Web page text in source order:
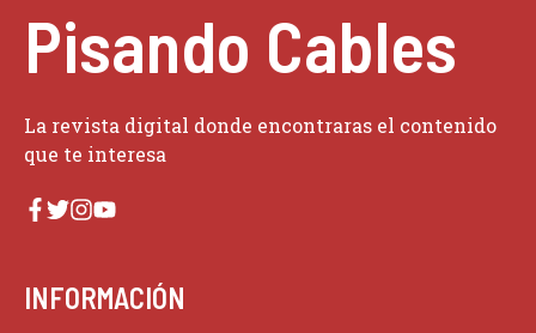
Pisando Cables
La revista digital donde encontraras el contenido
que te interesa
INFORMACIÓN